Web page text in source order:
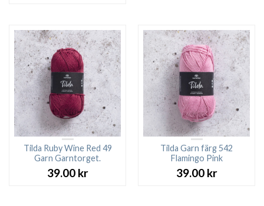
Tilda Ruby Wine Red 49
Garn Garntorget.
39.00 kr
Tilda Garn färg 542
Flamingo Pink
39.00 kr